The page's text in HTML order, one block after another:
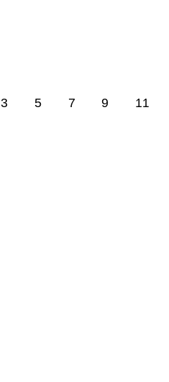
3 5 7 9 11